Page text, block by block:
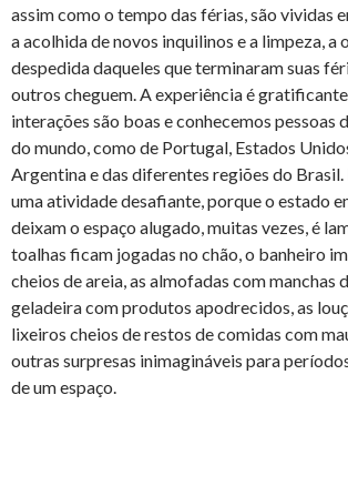
assim como o tempo das férias, são vividas
a acolhida de novos inquilinos e a limpeza, a
despedida daqueles que terminaram suas
outros cheguem. A experiência é
interações são boas e conhecemos pessoas
do mundo, como de Portugal, Estados
Argentina e das diferentes regiões do
uma atividade desafiante, porque o estado
deixam o espaço alugado, muitas vezes, é
toalhas ficam jogadas no chão, o banheiro
cheios de areia, as almofadas com manchas
geladeira com produtos apodrecidos, as
lixeiros cheios de restos de comidas com
outras surpresas inimagináveis para
de um espaço.